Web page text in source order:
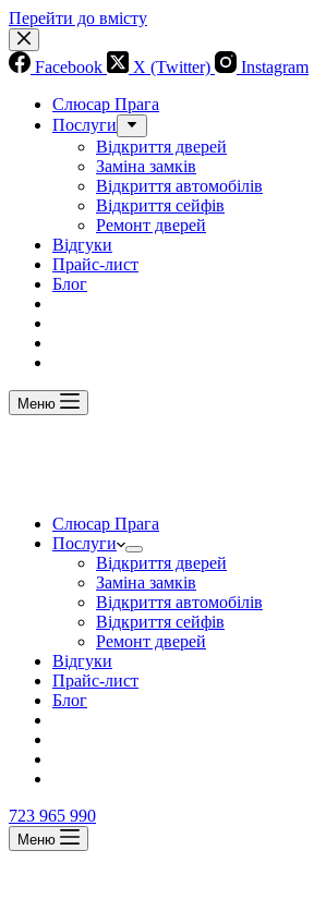
Перейти до вмісту
Facebook X (Twitter)
Instagram
Слюсар Прага
Послуги
Відкриття дверей
Заміна замків
Відкриття автомобілів
Відкриття сейфів
Ремонт дверей
Відгуки
Прайс-лист
Блог
Меню
Слюсар Прага
Послуги
Відкриття дверей
Заміна замків
Відкриття автомобілів
Відкриття сейфів
Ремонт дверей
Відгуки
Прайс-лист
Блог
723 965 990
Меню